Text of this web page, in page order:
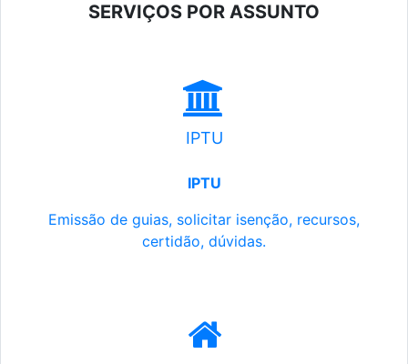
SERVIÇOS POR ASSUNTO
IPTU
IPTU
Emissão de guias, solicitar isenção, recursos,
certidão, dúvidas.